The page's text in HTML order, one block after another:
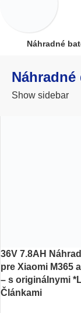
Náhradné
Náhradné
Show sidebar
36V 7.8AH
pre Xiaomi M365
– s originálnymi
Článkami